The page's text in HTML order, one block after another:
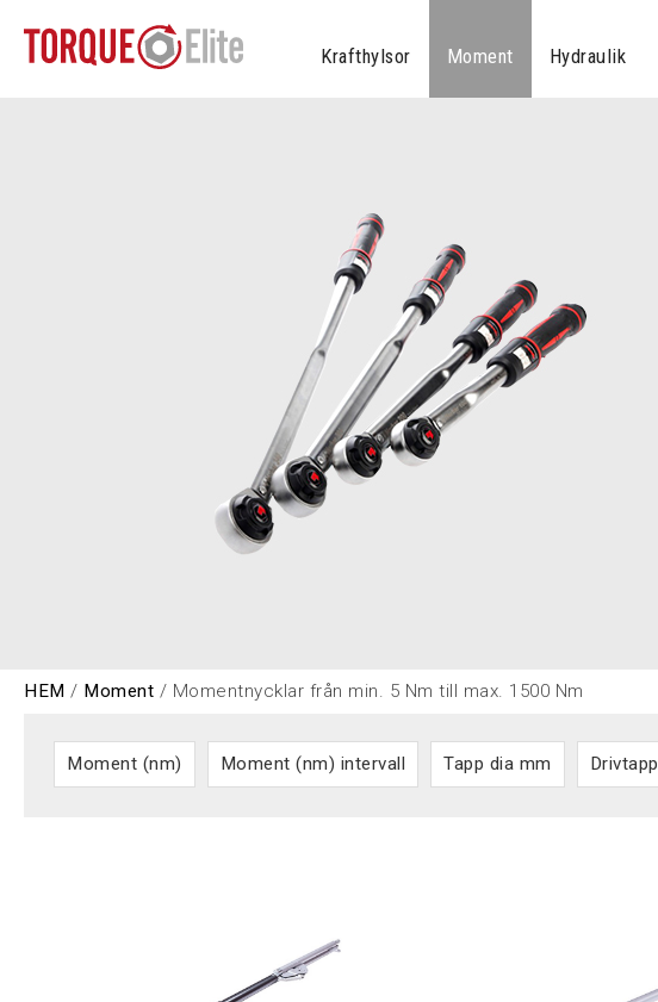
Krafthylsor Moment Hydraulik
HEM / Moment / Momentnycklar från min. 5 Nm till max. 1500 Nm
Moment (nm) Moment (nm) intervall Tapp dia mm Drivtapp